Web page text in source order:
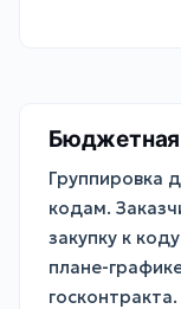
Группировка
кодам.
закупку к
плане-
госконтракта.